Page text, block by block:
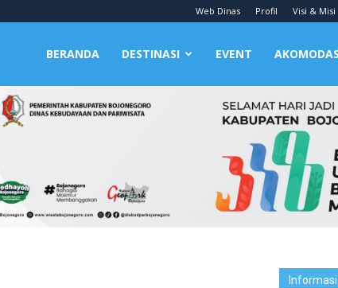
Web Dinas Profil Visi & Misi
BERANDA DESTINASI EVENT